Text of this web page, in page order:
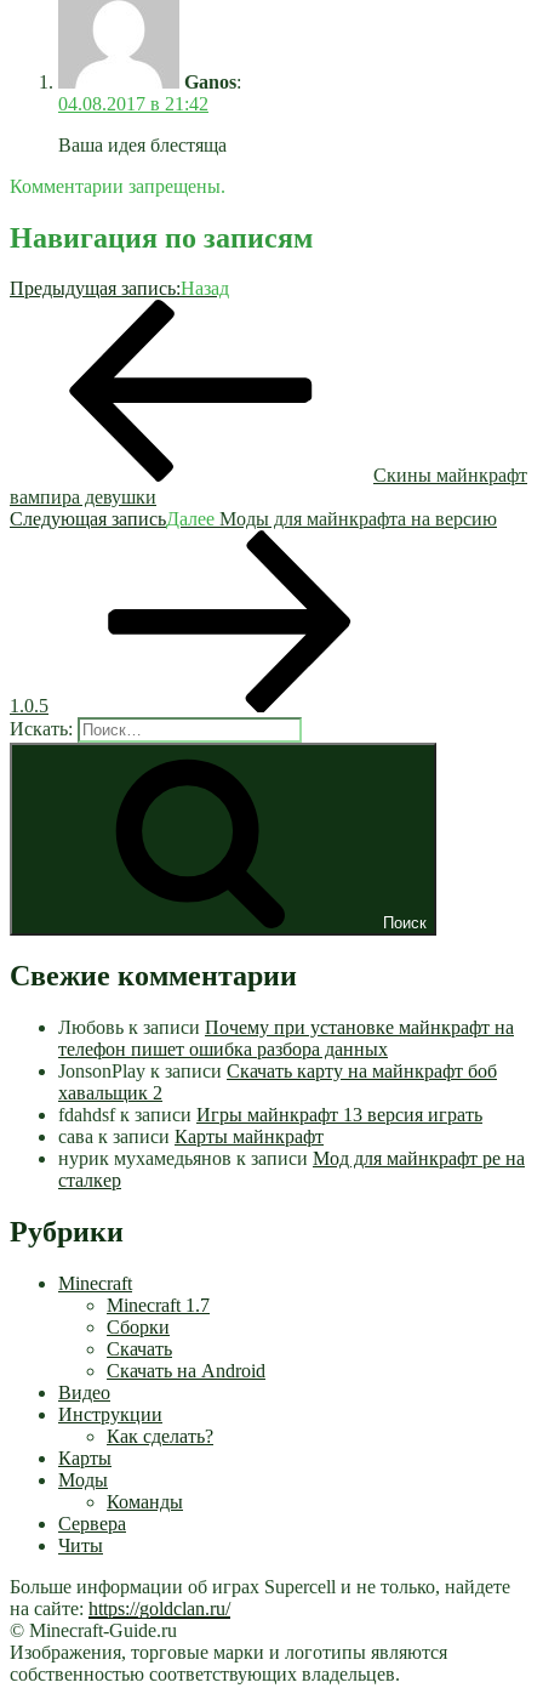
Ganos:
04.08.2017 в 21:42
Ваша идея блестяща
Комментарии запрещены.
Навигация по записям
Предыдущая запись:Назад
Скины майнкрафт
вампира девушки
Следующая записьДалее Моды для майнкрафта на версию
1.0.5
Искать:
Поиск
Свежие комментарии
Любовь к записи Почему при установке майнкрафт на
телефон пишет ошибка разбора данных
JonsonPlay к записи Скачать карту на майнкрафт боб
хавальщик 2
fdahdsfк записи Игры майнкрафт 13 версия играть
сава к записи Карты майнкрафт
нурик мухамедьянов к записи Мод для майнкрафт pe на
сталкер
Рубрики
Minecraft
Minecraft 1.7
Сборки
Скачать
Скачать на Android
Видео
Инструкции
Как сделать?
Карты
Моды
Команды
Сервера
Читы
Больше информации об играх Supercell и не только, найдете
на сайте: https://goldclan.ru/
© Minecraft-Guide.ru
Изображения, торговые марки и логотипы являются
собственностью соответствующих владельцев.